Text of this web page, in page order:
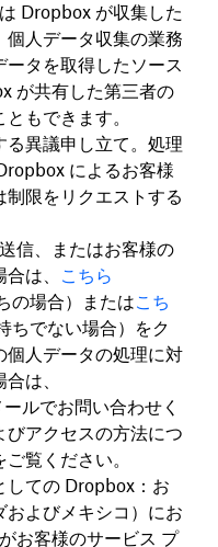
Dropbox が収集した
人データ収集の業務
タを取得したソース
が共有した第三者の
もできます。
異議申し立て。処理
によるお客様
限をリクエストする
信、またはお客様の
は、
こちら
の場合）またはこち
ちでない場合）をク
個人データの処理に対
は、
ールでお問い合わせく
アクセスの方法につ
ご覧ください。
しての Dropbox：お
よびメキシコ）にお
お客様のサービス プ